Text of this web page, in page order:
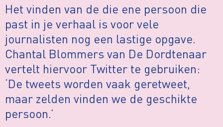
Het vinden van de die ene persoon die
past in je verhaal is voor vele
journalisten nog een lastige opgave.
Chantal Blommers van De Dordtenaar
vertelt hiervoor Twitter te gebruiken:
‘De tweets worden vaak geretweet,
maar zelden vinden we de geschikte
persoon.’